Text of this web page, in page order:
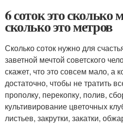
6 соток это сколько
сколько это метров
Сколько соток нужно для
заветной мечтой советского
скажет, что это совсем мало, а
достаточно, чтобы не тратить
прополку, перекопку, полив,
культивирование цветочных
листьев, закрутки, закатки,